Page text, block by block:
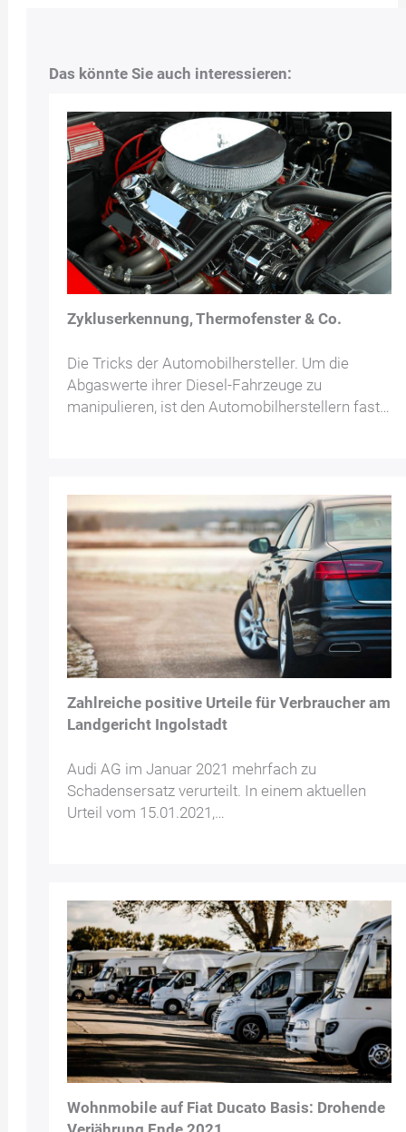
Das könnte Sie auch interessieren:
Zykluserkennung, Thermofenster & Co.
Die Tricks der Automobilhersteller. Um die
Abgaswerte ihrer Diesel-Fahrzeuge zu
manipulieren, ist den Automobilherstellern fast…
Zahlreiche positive Urteile für Verbraucher am
Landgericht Ingolstadt
Audi AG im Januar 2021 mehrfach zu
Schadensersatz verurteilt. In einem aktuellen
Urteil vom 15.01.2021,…
Wohnmobile auf Fiat Ducato Basis: Drohende